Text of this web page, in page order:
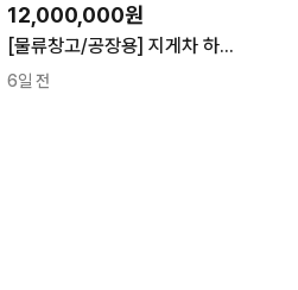
12,000,000원
[물류창고/공장용] 지게차 하역시설 중고 제네럴 도크 싸게 털어냅니다 (화물가능/즉시인도)
6일 전